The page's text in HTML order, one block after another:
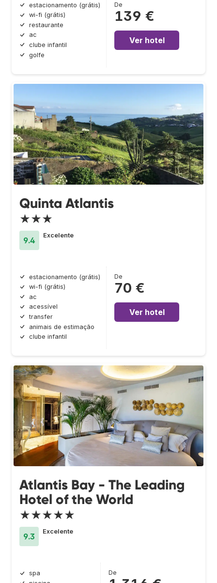
estacionamento (grátis)
wi-fi (grátis)
restaurante
ac
clube infantil
golfe
De
139 €
Ver hotel
Quinta Atlantis
★★★
9.4
Excelente
estacionamento (grátis)
wi-fi (grátis)
ac
acessível
transfer
animais de estimação
clube infantil
De
70 €
Ver hotel
Atlantis Bay - The Leading
Hotel of the World
★★★★★
9.3
Excelente
spa
De